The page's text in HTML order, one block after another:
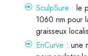
SculpSure : le
1060 nm pour
graisseux
EnCurve : une